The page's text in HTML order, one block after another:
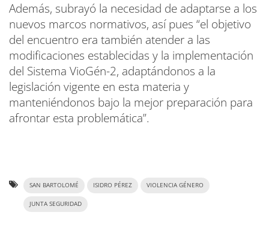
Además, subrayó la necesidad de adaptarse a los
nuevos marcos normativos, así pues “el objetivo
del encuentro era también atender a las
modificaciones establecidas y la implementación
del Sistema VioGén-2, adaptándonos a la
legislación vigente en esta materia y
manteniéndonos bajo la mejor preparación para
afrontar esta problemática”.
SAN BARTOLOMÉ ISIDRO PÉREZ VIOLENCIA GÉNERO
JUNTA SEGURIDAD